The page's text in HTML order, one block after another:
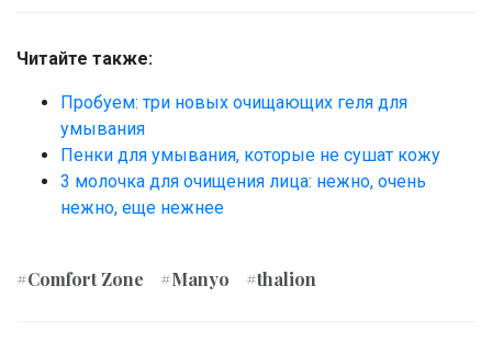
Читайте также:
Пробуем: три новых очищающих геля для
умывания
Пенки для умывания, которые не сушат кожу
3 молочка для очищения лица: нежно, очень
нежно, еще нежнее
#Comfort Zone #Manyo #thalion